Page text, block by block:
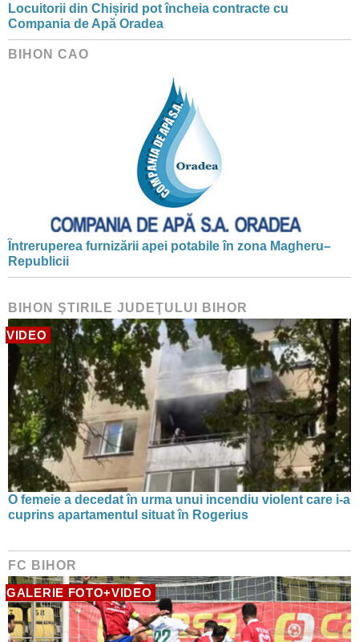
Locuitorii din Chișirid pot încheia contracte cu
Compania de Apă Oradea
BIHON CAO
Întreruperea furnizării apei potabile în zona Magheru–
Republicii
BIHON ŞTIRILE JUDEŢULUI BIHOR
VIDEO
O femeie a decedat în urma unui incendiu violent care i-a
cuprins apartamentul situat în Rogerius
FC BIHOR
GALERIE FOTO+VIDEO